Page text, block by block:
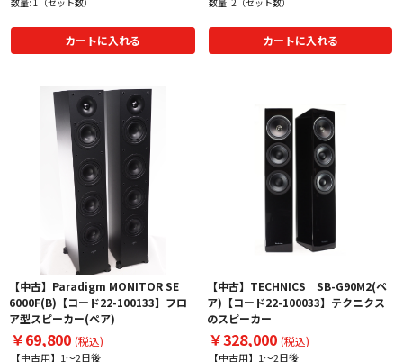
カートに入れる カートに入れる
【中古】Paradigm MONITOR SE
6000F(B)【コード22-100133】フロ
ア型スピーカー(ペア)
￥69,800 (税込)
【中古用】1～2日後
【中古】TECHNICS SB-G90M2(ペ
ア)【コード22-100033】テクニクス
のスピーカー
￥328,000 (税込)
【中古用】1～2日後